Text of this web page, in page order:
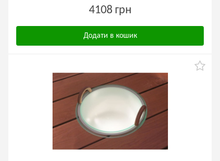
4108 грн
Додати в кошик